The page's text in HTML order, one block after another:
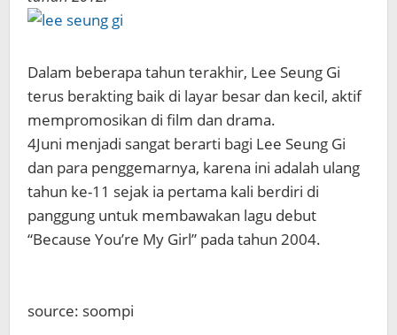
Dalam beberapa tahun terakhir, Lee Seung Gi
terus berakting baik di layar besar dan kecil, aktif
mempromosikan di film dan drama.
4Juni menjadi sangat berarti bagi Lee Seung Gi
dan para penggemarnya, karena ini adalah ulang
tahun ke-11 sejak ia pertama kali berdiri di
panggung untuk membawakan lagu debut
“Because You’re My Girl” pada tahun 2004.
source: soompi